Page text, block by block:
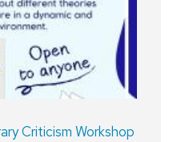
Criticism Workshop